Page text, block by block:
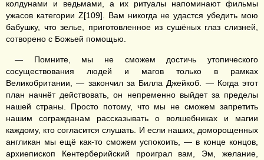
колдунами и ведьмами, а их ритуалы напоминают фильмы
ужасов категории Z[109]. Вам никогда не удастся убедить мою
бабушку, что зелье, приготовленное из сушёных глаз слизней,
сотворено с Божьей помощью.
— Помните, мы не сможем достичь утопического
сосуществования людей и магов только в рамках
Великобритании, — закончил за Билла Джейкоб. — Когда этот
план начнёт действовать, он непременно выйдет за пределы
нашей страны. Просто потому, что мы не сможем запретить
нашим согражданам рассказывать о волшебниках и магии
каждому, кто согласится слушать. И если наших, доморощенных
англикан мы ещё как-то сможем успокоить, — в конце концов,
архиепископ Кентерберийский проиграл вам, Эм, желание,